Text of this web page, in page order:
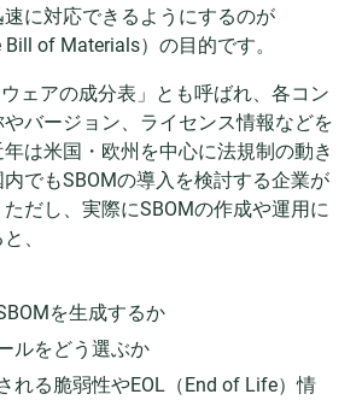
に対応できるようにするのが
of Materials）の目的です。
ェアの成分表」とも呼ばれ、各コン
バージョン、ライセンス情報などを
は米国・欧州を中心に法規制の動き
でもSBOMの導入を検討する企業が
だし、実際にSBOMの作成や運用に
、
を生成するか
ルをどう選ぶか
れる脆弱性やEOL（End of Life）情